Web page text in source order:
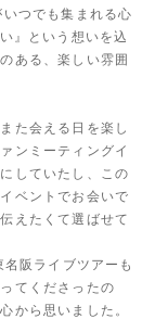
つでも集まれる心
』という想いを込
ある、楽しい雰囲
た会える日を楽し
ンミーティングイ
していたし、この
ベントでお会いで
えたくて選ばせて
阪ライブツアーも
てくださったの
から思いました。